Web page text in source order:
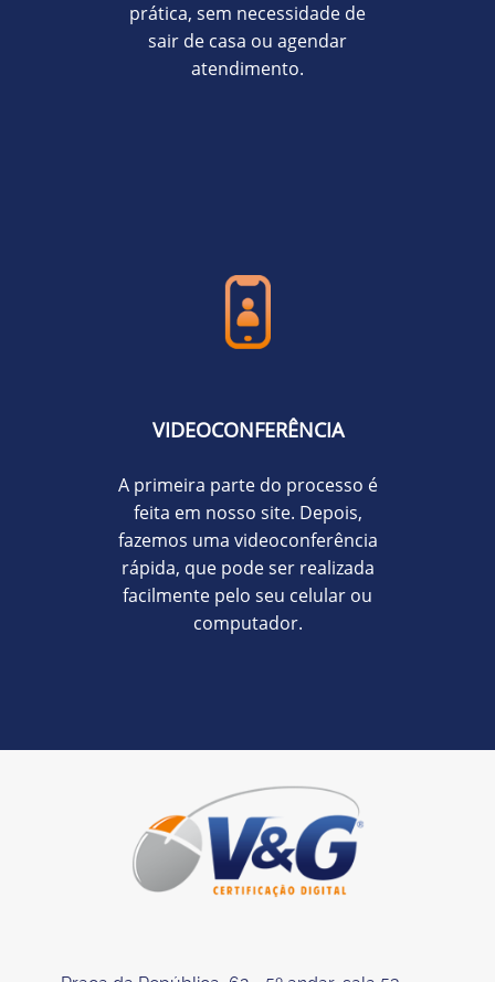
prática, sem necessidade de
sair de casa ou agendar
atendimento.
VIDEOCONFERÊNCIA
A primeira parte do processo é
feita em nosso site. Depois,
fazemos uma videoconferência
rápida, que pode ser realizada
facilmente pelo seu celular ou
computador.